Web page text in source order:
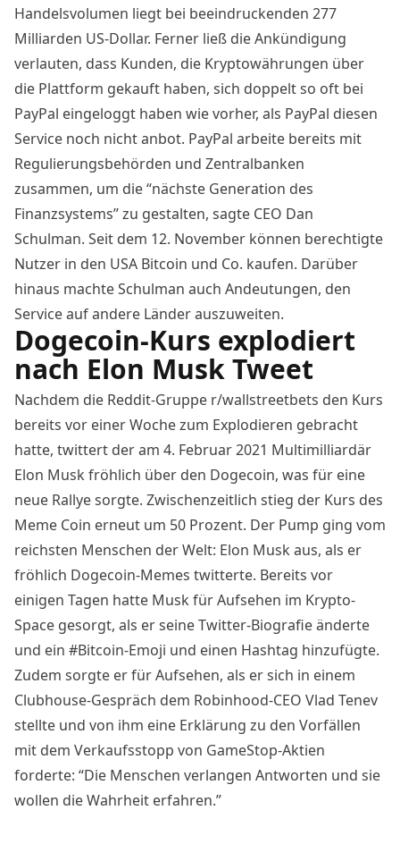
Handelsvolumen liegt bei beeindruckenden 277
Milliarden US-Dollar. Ferner ließ die Ankündigung
verlauten, dass Kunden, die Kryptowährungen über
die Plattform gekauft haben, sich doppelt so oft bei
PayPal eingeloggt haben wie vorher, als PayPal diesen
Service noch nicht anbot. PayPal arbeite bereits mit
Regulierungsbehörden und Zentralbanken
zusammen, um die “nächste Generation des
Finanzsystems” zu gestalten, sagte CEO Dan
Schulman. Seit dem 12. November können berechtigte
Nutzer in den USA Bitcoin und Co. kaufen. Darüber
hinaus machte Schulman auch Andeutungen, den
Service auf andere Länder auszuweiten.
Dogecoin-Kurs explodiert
nach Elon Musk Tweet
Nachdem die Reddit-Gruppe r/wallstreetbets den Kurs
bereits vor einer Woche zum Explodieren gebracht
hatte, twittert der am 4. Februar 2021 Multimilliardär
Elon Musk fröhlich über den Dogecoin, was für eine
neue Rallyesorgte. Zwischenzeitlich stieg der Kurs des
Meme Coin erneut um 50 Prozent. Der Pump ging vom
reichsten Menschen der Welt: Elon Musk aus, als er
fröhlich Dogecoin-Memes twitterte. Bereits vor
einigen Tagen hatte Musk für Aufsehen im Krypto-
Space gesorgt, als er seine Twitter-Biografie änderte
und ein #Bitcoin-Emoji und einen Hashtag hinzufügte.
Zudem sorgte er für Aufsehen, als er sich in einem
Clubhouse-Gespräch dem Robinhood-CEO Vlad Tenev
stellte und von ihm eine Erklärung zu den Vorfällen
mit dem Verkaufsstopp von GameStop-Aktien
forderte: “Die Menschen verlangen Antworten und sie
wollen die Wahrheit erfahren.”